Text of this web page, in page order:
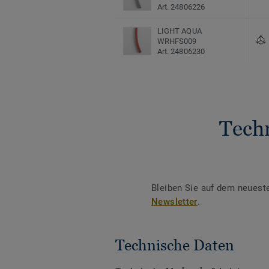
Art. 24806226
LIGHT AQUA
WRHFS009
Art. 24806230
MID GREY WRHFS008
Art. 26519009
Bleiben Sie auf dem
Newsletter.
Technische Daten